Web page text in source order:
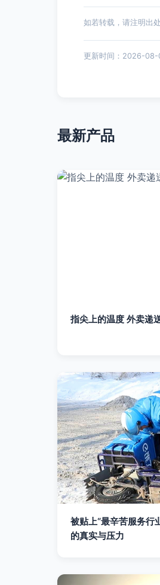
如若转载，请注明
更新时间：2026-
最新产品
指尖上的温度 外卖递
被贴上“最辛苦服务行
的真实与压力